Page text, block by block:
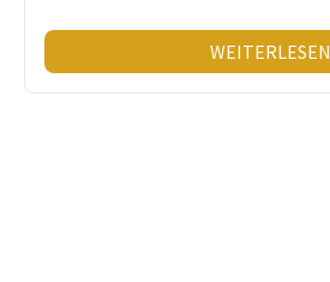
WEITERLESEN